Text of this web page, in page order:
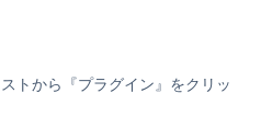
トから『プラグイン』をクリッ